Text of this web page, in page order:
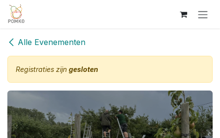
Overslaan naar inhoud
Alle Evenementen
Registraties zijn gesloten